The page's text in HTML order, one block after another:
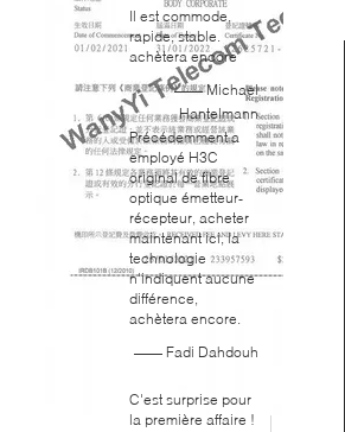
Il est commode,
rapide, stable.
achètera encore
—— Michael
Hantelmann
Précédemment a
employé H3C
original de fibre
optique émetteur-
récepteur, acheter
maintenant ici, la
technologie
n'indiquent aucune
différence,
achètera encore.
—— Fadi Dahdouh
C'est surprise pour
la première affaire !